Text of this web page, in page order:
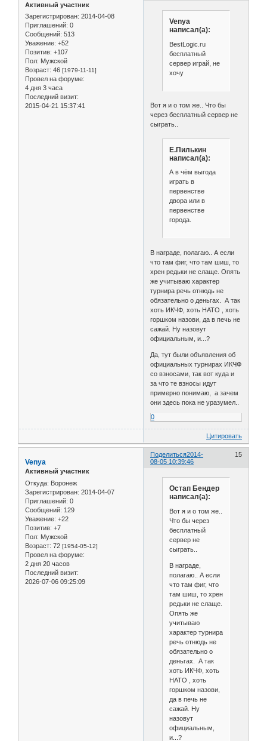
Активный участник
Зарегистрирован: 2014-04-08
Приглашений: 0
Сообщений: 513
Уважение: +52
Позитив: +107
Пол: Мужской
Возраст: 46 [1979-11-11]
Провел на форуме:
4 дня 3 часа
Последний визит:
2015-04-21 15:37:41
Venya
написал(а):
BestLogic.ru
бесплатный
сервер играй, не
хочу
Вот я и о том же.. Что бы
через бесплатный сервер не
сыграть..
Е.Пилькин
написал(а):
А в чём выгода
играть в
первенстве
двора или в
первенстве
города.
В награде, полагаю.. А если
что там фиг, что там шиш, то
хрен редьки не слаще. Опять
же учитываю характер
турнира речь отнюдь не
обязательно о деньгах. А так
хоть ИКЧФ, хоть НАТО , хоть
горшком назови, да в печь не
сажай. Ну назовут
официальным, и...?
Да, тут были объявления об
официальных турнирах ИКЧФ
со взносами, так вот куда и
за что те взносы идут
примерно понимаю, а зачем
они здесь пока не уразумел..
0
Цитировать
Поделиться 15
2014-
08-05 10:39:46
Venya
Активный участник
Откуда: Воронеж
Зарегистрирован: 2014-04-07
Приглашений: 0
Сообщений: 129
Уважение: +22
Позитив: +7
Пол: Мужской
Возраст: 72 [1954-05-12]
Провел на форуме:
2 дня 20 часов
Последний визит:
2026-07-06 09:25:09
Остап Бендер
написал(а):
Вот я и о том же..
Что бы через
бесплатный
сервер не
сыграть..
В награде,
полагаю.. А если
что там фиг, что
там шиш, то хрен
редьки не слаще.
Опять же
учитываю
характер турнира
речь отнюдь не
обязательно о
деньгах. А так
хоть ИКЧФ, хоть
НАТО , хоть
горшком назови,
да в печь не
сажай. Ну
назовут
официальным,
и...?